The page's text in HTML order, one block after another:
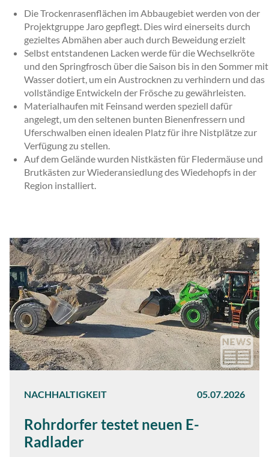
Die Trockenrasenflächen im Abbaugebiet werden von der
Projektgruppe Jaro gepflegt. Dies wird einerseits durch
gezieltes Abmähen aber auch durch Beweidung erzielt
Selbst entstandenen Lacken werde für die Wechselkröte
und den Springfrosch über die Saison bis in den Sommer mit
Wasser dotiert, um ein Austrocknen zu verhindern und das
vollständige Entwickeln der Frösche zu gewährleisten.
Materialhaufen mit Feinsand werden speziell dafür
angelegt, um den seltenen bunten Bienenfressern und
Uferschwalben einen idealen Platz für ihre Nistplätze zur
Verfügung zu stellen.
Auf dem Gelände wurden Nistkästen für Fledermäuse und
Brutkästen zur Wiederansiedlung des Wiedehopfs in der
Region installiert.
NACHHALTIGKEIT 05.07.2026
Rohrdorfer testet neuen E-
Radlader